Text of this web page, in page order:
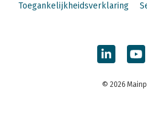
Toegankelijkheidsverklaring
© 2026